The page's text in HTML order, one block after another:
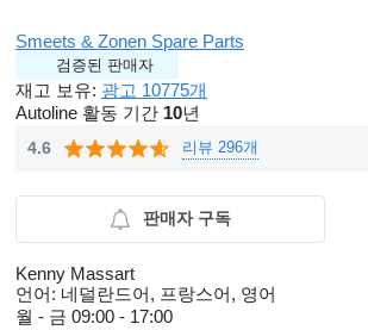
Smeets & Zonen Spare Parts
검증된 판매자
재고 보유: 광고 10775개
Autoline 활동 기간 10년
4.6 리뷰 296개
판매자 구독
Kenny Massart
언어: 네덜란드어, 프랑스어, 영어
월 - 금 09:00 - 17:00